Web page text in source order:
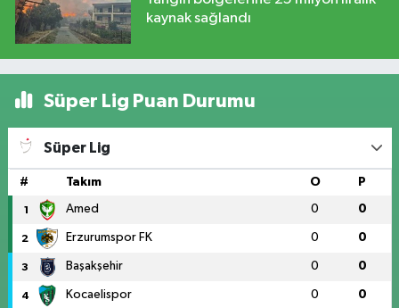
kaynak sağlandı
Süper Lig Puan Durumu
Süper Lig
# Takım O P
1 Amed 0 0
2 Erzurumspor FK 0 0
3 Başakşehir 0 0
4 Kocaelispor 0 0